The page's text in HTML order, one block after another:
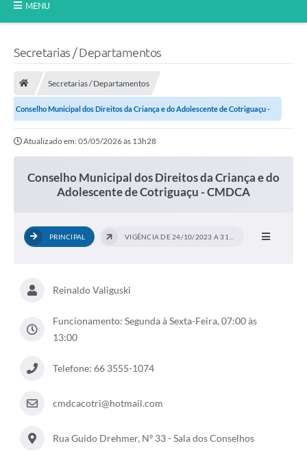
MENU
A Prefeitura
Notícias
Transparência
Secretarias
Imprensa
Audiências Públicas
Obras
Secretarias / Departamentos
Secretarias / Departamentos
Conselho Municipal dos Direitos da Criança e do Adolescente de Cotriguaçu -
Atualizado em: 05/05/2026 às 13h28
Conselho Municipal dos Direitos da Criança e do
Adolescente de Cotriguaçu - CMDCA
PRINCIPAL
Reinaldo Valiguski
Funcionamento: Segunda à Sexta-Feira, 07:00 às
13:00
Telefone: 66 3555-1074
cmdcacotri@hotmail.com
Rua Guido Drehmer, Nº 33 - Sala dos Conselhos